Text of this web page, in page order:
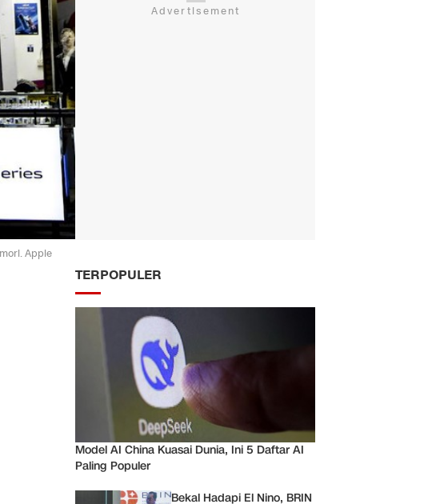
Apple
TERPOPULER
Model AI China Kuasai Dunia, Ini 5 Daftar AI
Paling Populer
Bekal Hadapi El Nino, BRIN